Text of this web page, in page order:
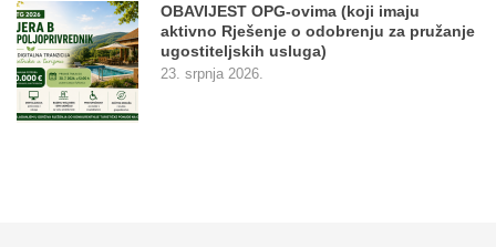
OBAVIJEST OPG-ovima (koji imaju
aktivno Rješenje o odobrenju za pružanje
ugostiteljskih usluga)
23. srpnja 2026.